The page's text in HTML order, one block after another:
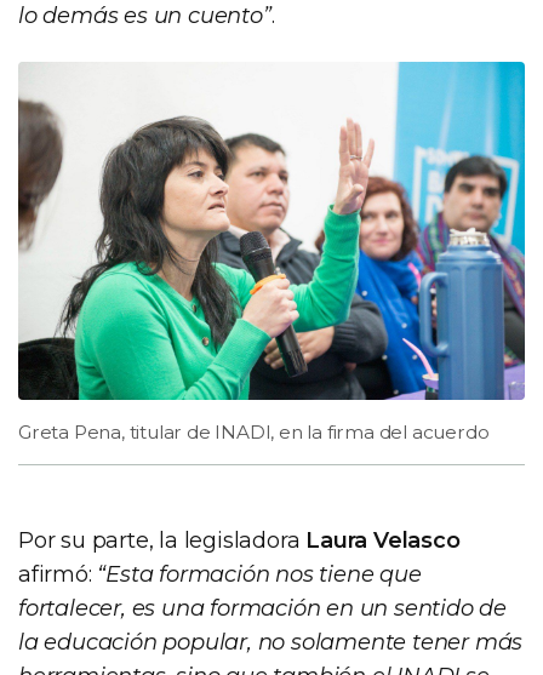
lo demás es un cuento”.
Greta Pena, titular de INADI, en la firma del acuerdo
Por su parte, la legisladora Laura Velasco
afirmó: “Esta formación nos tiene que
fortalecer, es una formación en un sentido de
la educación popular, no solamente tener más